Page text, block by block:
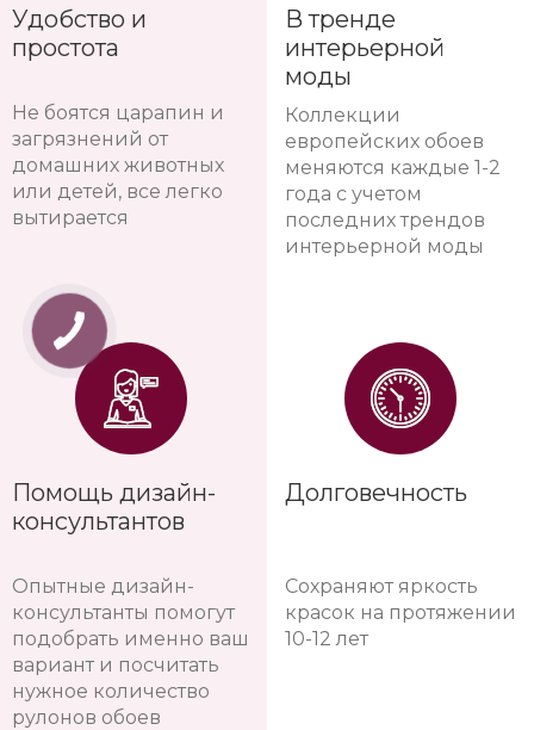
Удобство и
простота
Не боятся царапин и
загрязнений от
домашних животных
или детей, все легко
вытирается
Помощь дизайн-
консультантов
Опытные дизайн-
консультанты помогут
подобрать именно ваш
вариант и посчитать
нужное количество
рулонов обоев
В тренде
интерьерной
моды
Коллекции
европейских обоев
меняются каждые 1-2
года с учетом
последних трендов
интерьерной моды
Долговечность
Сохраняют яркость
красок на протяжении
10-12 лет